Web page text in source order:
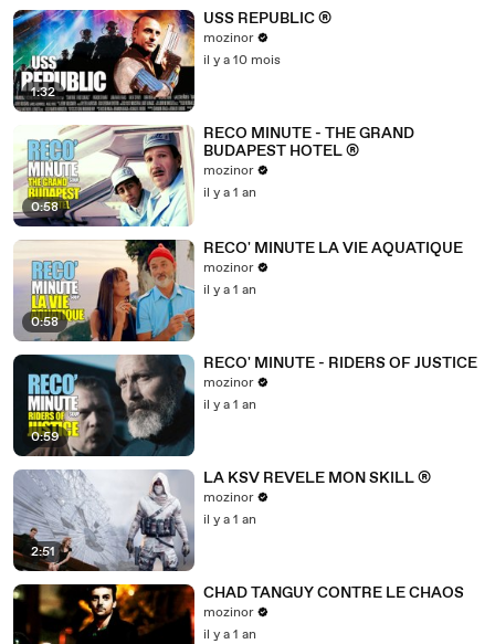
1:32
USS REPUBLIC ®
mozinor
il y a 10 mois
0:58
RECO MINUTE - THE GRAND
BUDAPEST HOTEL ®
mozinor
il y a 1 an
0:58
RECO' MINUTE LA VIE AQUATIQUE
mozinor
il y a 1 an
0:59
RECO' MINUTE - RIDERS OF JUSTICE
mozinor
il y a 1 an
2:51
LA KSV REVELE MON SKILL ®
mozinor
il y a 1 an
CHAD TANGUY CONTRE LE CHAOS
mozinor
il y a 1 an